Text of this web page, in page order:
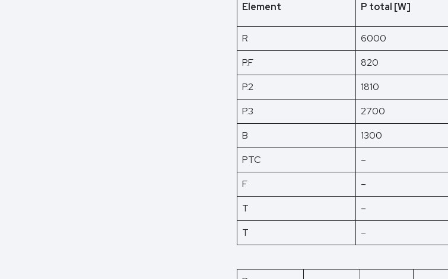
Element P total [W]
R 6000
P.F
820
P.2
1810
P.3
2700
B
1300
PTC
–
F
–
T
–
T
–